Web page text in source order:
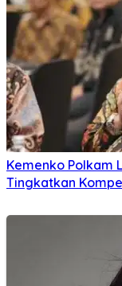
Kemenko Polkam
Tingkatkan